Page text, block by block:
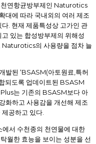
연항균방부제인 Naturotics
대에 따라 국내외의 여러 제조
다 현재 제품특성상 고가인 관
고 있는 합성방부제의 위해성
Naturotics의 사용량을 점차 늘
발된 ‘BSASM(아토원료 특허
되도록 업데이트된 BSASM
는 기존의 BSASM 보다 아
화하고 사용감을 개선해 제조
제공하고 있다
서 수천종의 천연물에 대한
월한 효능을 보이는 성분을 선